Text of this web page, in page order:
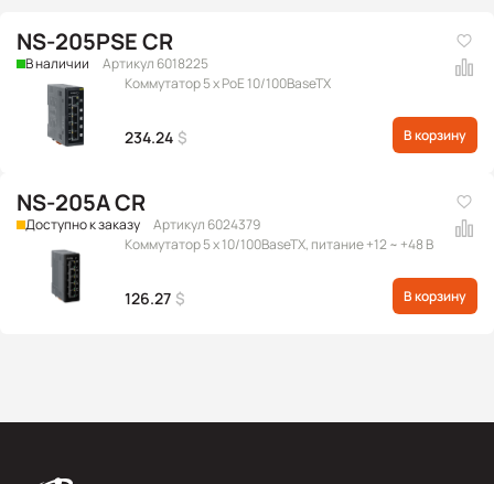
NS-205PSE CR
В наличии
Артикул 6018225
Коммутатор 5 x PoE 10/100BaseTX
234.24 $ В корзину
NS-205A CR
Доступно к заказу
Артикул 6024379
Коммутатор 5 x 10/100BaseTX, питание +12 ~ +48 В
126.27 $ В корзину